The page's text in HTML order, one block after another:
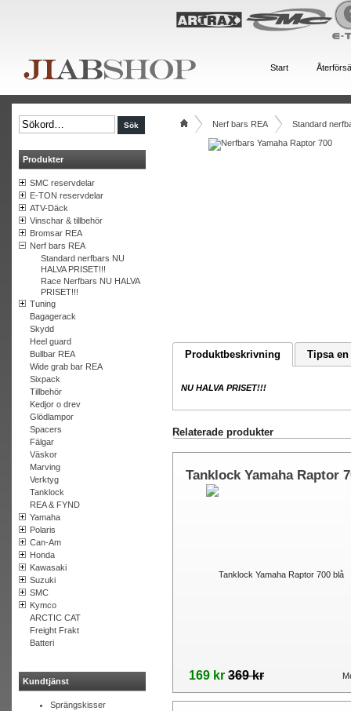
Start
Produkter
SMC reservdelar
E-TON reservdelar
ATV-Däck
Vinschar & tillbehör
Bromsar REA
Nerf bars REA
Standard nerfbars NU
HALVA PRISET!!!
Race Nerfbars NU HALVA
PRISET!!!
Tuning
Bagagerack
Skydd
Heel guard
Bullbar REA
Wide grab bar REA
Sixpack
Tillbehör
Kedjor o drev
Glödlampor
Spacers
Fälgar
Väskor
Marving
Verktyg
Tanklock
REA & FYND
Yamaha
Polaris
Can-Am
Honda
Kawasaki
Suzuki
SMC
Kymco
ARCTIC CAT
Freight Frakt
Batteri
Kundtjänst
Sprängskisser
Nerf bars REA Standard
Produktbeskrivning Tipsa en
NU HALVA PRISET!!!
Relaterade produkter
Tanklock Yamaha Raptor
169 kr 369 kr